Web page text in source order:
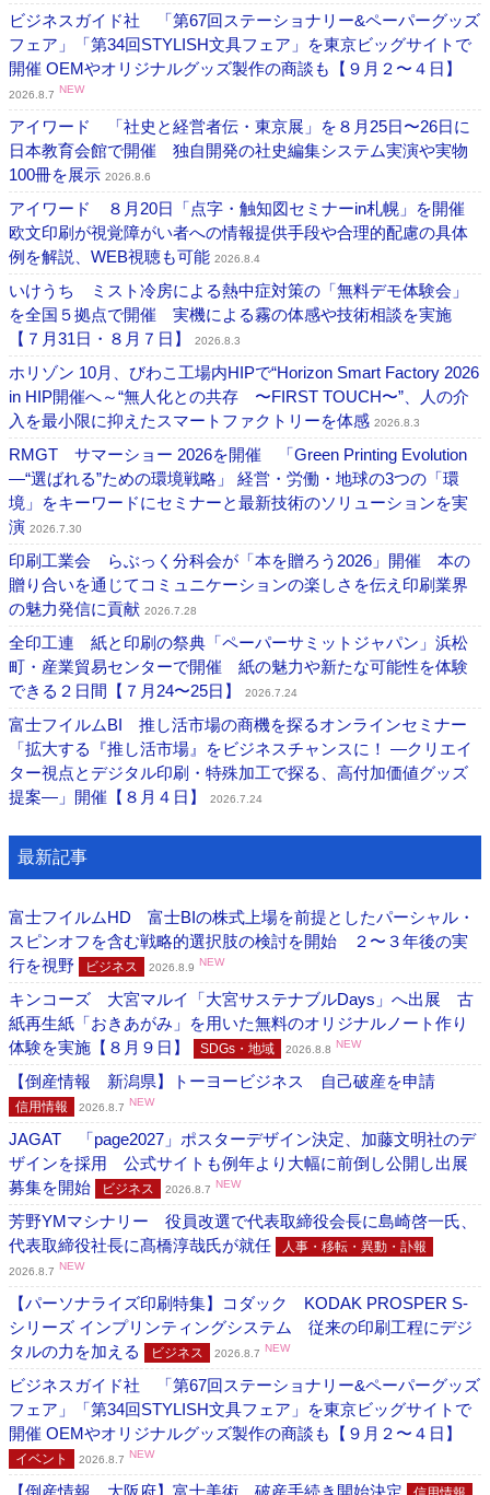
ビジネスガイド社 「第67回ステーショナリー&ペーパーグッズ
フェア」「第34回STYLISH文具フェア」を東京ビッグサイトで
開催 OEMやオリジナルグッズ製作の商談も【９月２〜４日】
2026.8.7 NEW
アイワード 「社史と経営者伝・東京展」を８月25日〜26日に
日本教育会館で開催 独自開発の社史編集システム実演や実物
100冊を展示 2026.8.6
アイワード ８月20日「点字・触知図セミナーin札幌」を開催
欧文印刷が視覚障がい者への情報提供手段や合理的配慮の具体
例を解説、WEB視聴も可能 2026.8.4
いけうち ミスト冷房による熱中症対策の「無料デモ体験会」
を全国５拠点で開催 実機による霧の体感や技術相談を実施
【７月31日・８月７日】
2026.8.3
ホリゾン 10月、びわこ工場内HIPで“Horizon Smart Factory 2026
in HIP開催へ～“無人化との共存 〜FIRST TOUCH〜”、人の介
入を最小限に抑えたスマートファクトリーを体感 2026.8.3
RMGT サマーショー 2026を開催 「Green Printing Evolution
―“選ばれる”ための環境戦略」 経営・労働・地球の3つの「環
境」をキーワードにセミナーと最新技術のソリューションを実
演 2026.7.30
印刷工業会 らぶっく分科会が「本を贈ろう2026」開催 本の
贈り合いを通じてコミュニケーションの楽しさを伝え印刷業界
の魅力発信に貢献 2026.7.28
全印工連 紙と印刷の祭典「ペーパーサミットジャパン」浜松
町・産業貿易センターで開催 紙の魅力や新たな可能性を体験
できる２日間【７月24〜25日】
2026.7.24
富士フイルムBI 推し活市場の商機を探るオンラインセミナー
「拡大する『推し活市場』をビジネスチャンスに！ ―クリエイ
ター視点とデジタル印刷・特殊加工で探る、高付加価値グッズ
提案―」開催【８月４日】
2026.7.24
最新記事
富士フイルムHD 富士BIの株式上場を前提としたパーシャル・
スピンオフを含む戦略的選択肢の検討を開始 ２〜３年後の実
行を視野
ビジネス 2026.8.9 NEW
キンコーズ 大宮マルイ「大宮サステナブルDays」へ出展 古
紙再生紙「おきあがみ」を用いた無料のオリジナルノート作り
体験を実施【８月９日】
SDGs・地域 2026.8.8 NEW
【倒産情報 新潟県】トーヨービジネス 自己破産を申請
信用情報 2026.8.7 NEW
JAGAT 「page2027」ポスターデザイン決定、加藤文明社のデ
ザインを採用 公式サイトも例年より大幅に前倒し公開し出展
募集を開始
ビジネス 2026.8.7 NEW
芳野YMマシナリー 役員改選で代表取締役会長に島崎啓一氏、
代表取締役社長に髙橋淳哉氏が就任
人事・移転・異動・訃報
2026.8.7 NEW
【パーソナライズ印刷特集】コダック KODAK PROSPER S-
シリーズ インプリンティングシステム 従来の印刷工程にデジ
タルの力を加える
ビジネス 2026.8.7 NEW
ビジネスガイド社 「第67回ステーショナリー&ペーパーグッズ
フェア」「第34回STYLISH文具フェア」を東京ビッグサイトで
開催 OEMやオリジナルグッズ製作の商談も【９月２〜４日】
イベント 2026.8.7 NEW
【倒産情報 大阪府】富士美術 破産手続き開始決定